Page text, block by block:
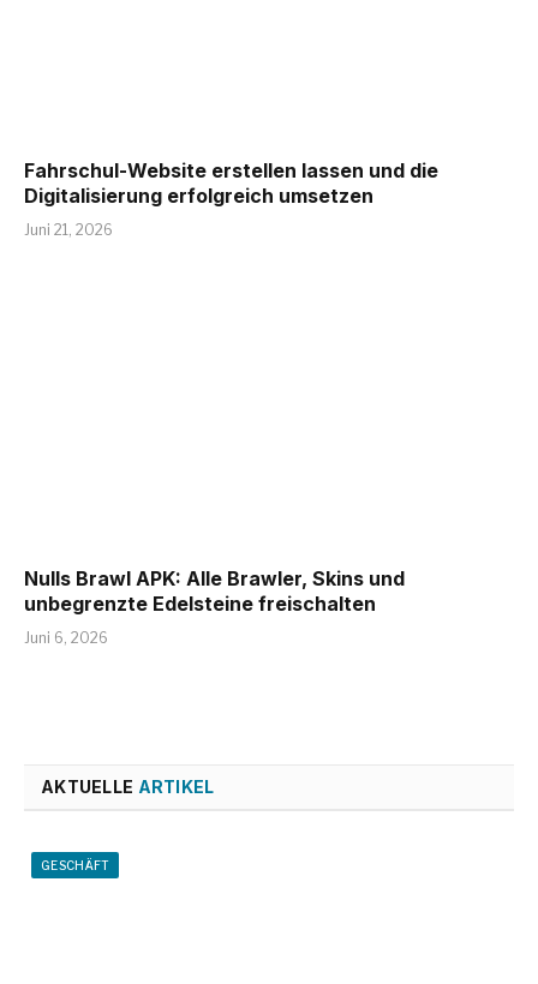
Fahrschul-Website erstellen lassen und die
Digitalisierung erfolgreich umsetzen
Juni 21, 2026
Nulls Brawl APK: Alle Brawler, Skins und
unbegrenzte Edelsteine freischalten
Juni 6, 2026
AKTUELLE ARTIKEL
GESCHÄFT